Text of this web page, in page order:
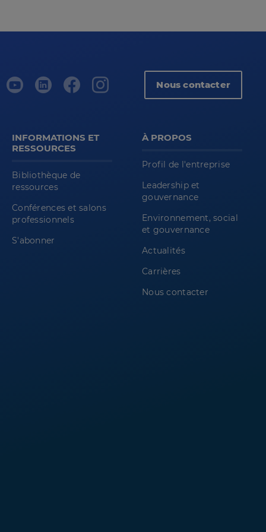
Nous contacter
INFORMATIONS ET
RESSOURCES
Bibliothèque de
ressources
Conférences et salons
professionnels
S'abonner
À PROPOS
Profil de l'entreprise
Leadership et
gouvernance
Environnement, social
et gouvernance
Actualités
Carrières
Nous contacter